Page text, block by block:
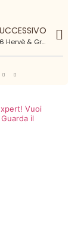
Il viaggio Day#6 Hervè & Gregory = Damoiseau & Montebello
Vuoi
il